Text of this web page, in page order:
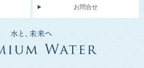
お問合せ